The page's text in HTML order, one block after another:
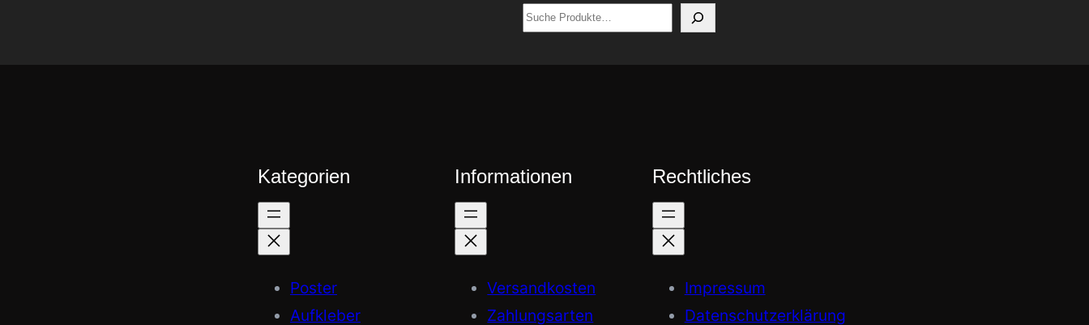
Kategorien
Poster
Aufkleber
Informationen
Versandkosten
Zahlungsarten
Rechtliches
Impressum
Datenschutzerklärung